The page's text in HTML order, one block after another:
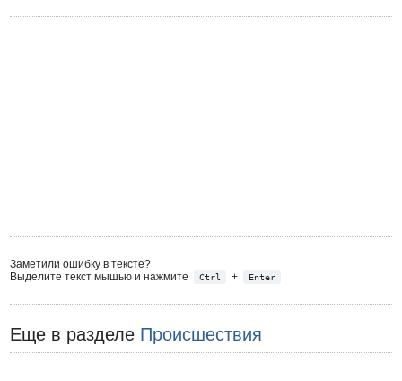
Заметили ошибку в тексте?
Выделите текст мышью и нажмите
Ctrl + Enter
Еще в разделе Происшествия